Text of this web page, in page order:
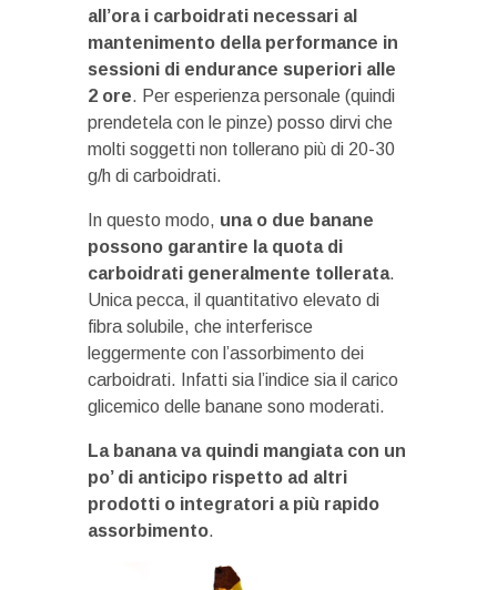
all’ora i carboidrati necessari al
mantenimento della performance in
sessioni di endurance superiori alle
2 ore. Per esperienza personale (quindi
prendetela con le pinze) posso dirvi che
molti soggetti non tollerano più di 20-30
g/h di carboidrati.
In questo modo, una o due banane
possono garantire la quota di
carboidrati generalmente tollerata.
Unica pecca, il quantitativo elevato di
fibra solubile, che interferisce
leggermente con l’assorbimento dei
carboidrati. Infatti sia l’indice sia il carico
glicemico delle banane sono moderati.
La banana va quindi mangiata con un
po’ di anticipo rispetto ad altri
prodotti o integratori a più rapido
assorbimento.